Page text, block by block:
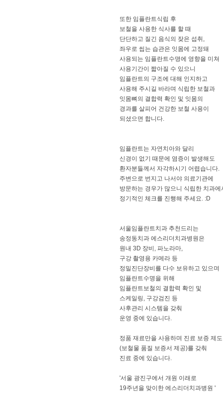
또한 임플란트식립 후
보철을 사용한 식사를 할 때
단단하고 질긴 음식의 잦은 섭취,
좌우로 씹는 습관은 잇몸에 고정돼
사용되는 임플란트수명에 영향을 미쳐
사용기간이 짧아질 수 있으니
임플란트의 구조에 대해 인지하고
사용해 주시길 바라며 식립한 보철과
잇몸뼈의 결합력 확인 및 잇몸의
경과를 살피어 건강한 보철 사용이
되셨으면 합니다.
임플란트는 자연치아와 달리
신경이 없기 때문에 염증이 발생해도
환자분들께서 자각하시기 어렵습니다.
주변으로 번지고 나서야 의료기관에
방문하는 경우가 많으니 식립한 치과에
정기적인 체크를 진행해 주세요. :D
서울임플란트치과 추천드리는
송정동치과 에스리더치과병원은
원내 3D 장비, 파노라마,
구강 촬영용 카메라 등
정밀진단장비를 다수 보유하고 있으며
임플란트수명을 위해
임플란트보철의 결합력 확인 및
스케일링, 구강검진 등
사후관리 시스템을 갖춰
운영 중에 있습니다.
정품 재료만을 사용하며 진료 보증 제도
(보철물 품질 보증서 제공)를 갖춰
진료 중에 있습니다.
'서울 광진구에서 개원 이래로
19주년을 맞이한 에스리더치과병원 '